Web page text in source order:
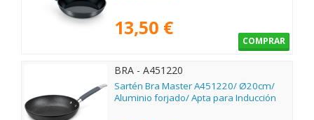
13,50 €
COMPRAR
BRA - A451220
Sartén Bra Master A451220/ Ø20cm/
Aluminio forjado/ Apta para Inducción